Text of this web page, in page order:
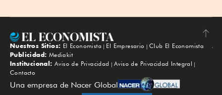
Subir
Nuestros Sitios: El Economista El Empresario
Club El Economista
Publicidad: Mediakit
Institucional: Aviso de Privacidad
Aviso de Privacidad Integral
Contacto
Una empresa de Nacer Global